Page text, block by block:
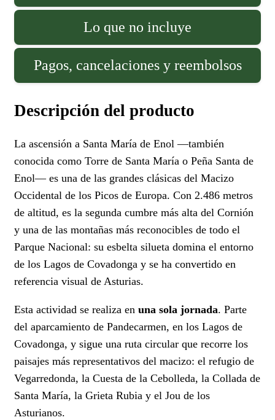
Lo que no incluye
Pagos, cancelaciones y reembolsos
Descripción del producto
La ascensión a Santa María de Enol —también
conocida como Torre de Santa María o Peña Santa de
Enol— es una de las grandes clásicas del Macizo
Occidental de los Picos de Europa. Con 2.486 metros
de altitud, es la segunda cumbre más alta del Cornión
y una de las montañas más reconocibles de todo el
Parque Nacional: su esbelta silueta domina el entorno
de los Lagos de Covadonga y se ha convertido en
referencia visual de Asturias.
Esta actividad se realiza en una sola jornada. Parte
del aparcamiento de Pandecarmen, en los Lagos de
Covadonga, y sigue una ruta circular que recorre los
paisajes más representativos del macizo: el refugio de
Vegarredonda, la Cuesta de la Cebolleda, la Collada de
Santa María, la Grieta Rubia y el Jou de los
Asturianos.